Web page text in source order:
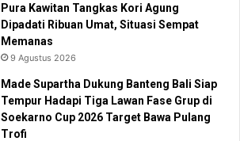
Pura Kawitan Tangkas Kori Agung
Dipadati Ribuan Umat, Situasi Sempat
Memanas
9 Agustus 2026
Made Supartha Dukung Banteng Bali Siap
Tempur Hadapi Tiga Lawan Fase Grup di
Soekarno Cup 2026 Target Bawa Pulang
Trofi